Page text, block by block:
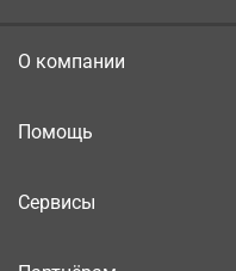
О компании
Помощь
Сервисы